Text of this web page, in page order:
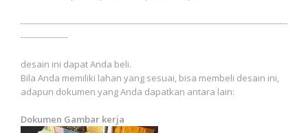
-------------------------------------------------------------------------------------------------
-----------------
desain ini dapat Anda beli.
Bila Anda memiliki lahan yang sesuai, bisa membeli desain ini,
adapun dokumen yang Anda dapatkan antara lain:
Dokumen Gambar kerja